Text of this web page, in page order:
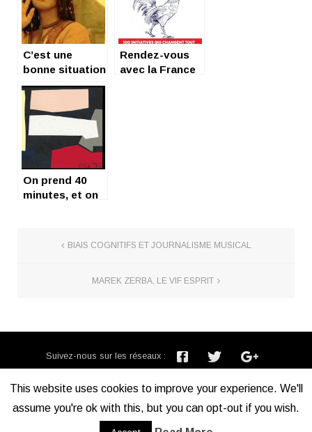
C’est une
bonne situation
ça, chroniqueur
?
Rendez-vous
avec la France
On prend 40
minutes, et on
BIAIS COGNITIFS ET JOURNALISME MUSICAL
MAREK ZERBA, LE VIF ESPRIT
Suivez-nous sur les réseaux :
Mentions légales
This website uses cookies to improve your experience. We'll
assume you're ok with this, but you can opt-out if you wish.